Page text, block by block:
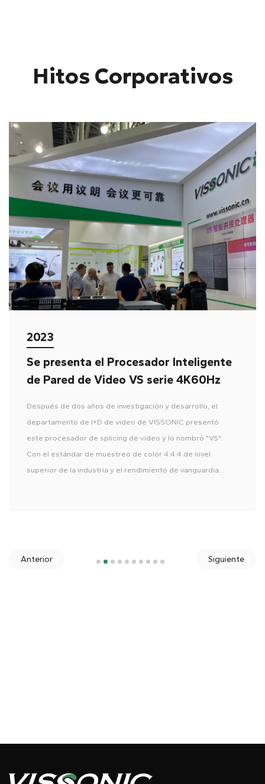
Hitos Corporativos
2023
Se presenta el Procesador Inteligente
de Pared de Video VS serie 4K60Hz
Después de dos años de investigación y desarrollo, el
departamento de I+D de video de VISSONIC presentó
este procesador de splicing de video y lo nombró "VS".
Con el estándar de muestreo de color 4:4:4 de nivel
superior de la industria y el rendimiento de vanguardia
Anterior Siguiente